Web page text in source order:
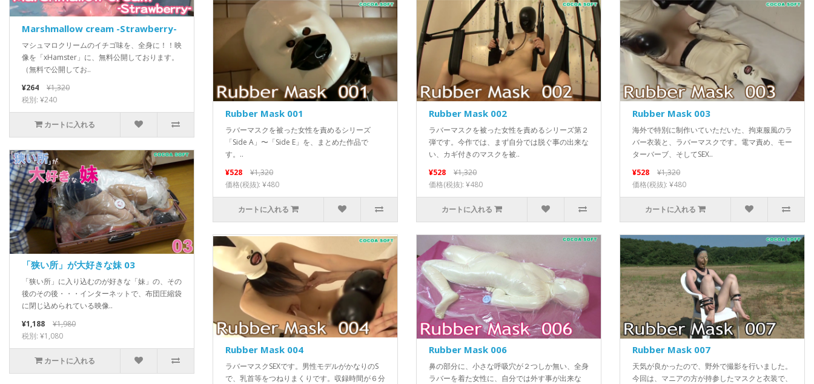
Marshmallow cream -Strawberry-
マシュマロクリームのイチゴ味を、全身に！！映
像を「xHamster」に、無料公開しております。
（無料で公開してお..
¥264
¥1,320
税別: ¥240
カートに入れる
「狭い所」が大好きな妹 03
「狭い所」に入り込むのが好きな「妹」の、その
後のその後・・・インターネットで、布団圧縮袋
に閉じ込められている映像..
¥1,188
¥1,980
税別: ¥1,080
カートに入れる
Rubber Mask 001
ラバーマスクを被った女性を責めるシリーズ
「Side A」〜「Side E」を、まとめた作品で
す。..
¥528
¥1,320
価格(税抜): ¥480
カートに入れる
Rubber Mask 002
ラバーマスクを被った女性を責めるシリーズ第２
弾です。今作では、まず自分では脱ぐ事の出来な
い、カギ付きのマスクを被..
¥528
¥1,320
価格(税抜): ¥480
カートに入れる
Rubber Mask 003
海外で特別に制作いていただいた、拘束服風のラ
バー衣装と、ラバーマスクです。電マ責め、モー
ターバーブ、そしてSEX..
¥528
¥1,320
価格(税抜): ¥480
カートに入れる
Rubber Mask 004
ラバーマスクSEXです。男性モデルがかなりのS
で、乳首等をつねりまくりです。収録時間が６分
Rubber Mask 006
鼻の部分に、小さな呼吸穴が２つしか無い、全身
ラバーを着た女性に、自分では外す事が出来な
Rubber Mask 007
天気が良かったので、野外で撮影を行いました。
今回は、マニアの方が持参したマスクと衣装で、